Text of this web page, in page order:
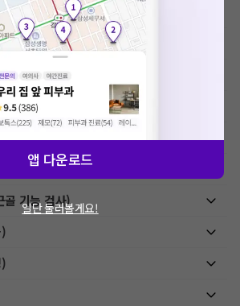
음파)
음파)
음파)
골 기능 검사)
앱 다운로드
일단 둘러볼게요!